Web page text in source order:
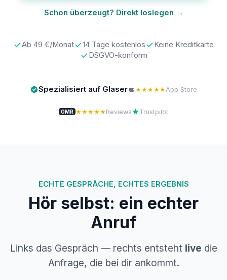
Schon überzeugt? Direkt loslegen →
Ab 49 €/Monat 14 Tage kostenlos
Keine Kreditkarte
DSGVO-konform
Spezialisiert auf Glaser ★★★★★App Store
OMR ★★★★★Reviews Trustpilot
ECHTE GESPRÄCHE, ECHTES ERGEBNIS
Hör selbst: ein echter
Anruf
Links das Gespräch — rechts entsteht live die
Anfrage, die bei dir ankommt.